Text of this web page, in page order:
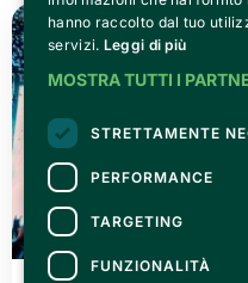
hanno raccolto dal tuo
servizi. Leggi di più
MOSTRA TUTTI I
STRETTAMENTE
PERFORMANCE
TARGETING
FUNZIONALITÀ